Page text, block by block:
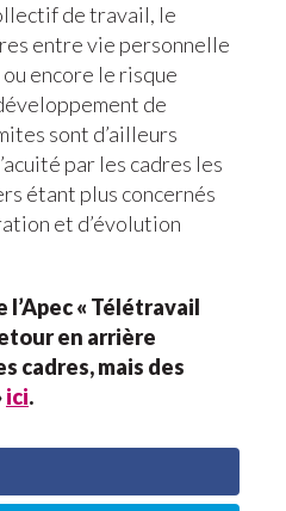
de travail, le
entre vie personnelle
encore le risque
de
sont d’ailleurs
par les cadres les
étant plus concernés
et d’évolution
l’Apec « Télétravail
en arrière
cadres, mais des
ici.